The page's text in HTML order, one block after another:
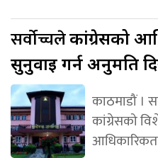
सर्वोच्चलेकांग्रेसको
सुनुवाइ गर्न अनुमति
काठमाडौं ।
कांग्रेसको